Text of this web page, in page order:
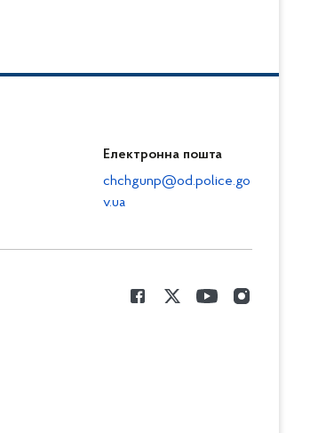
Електронна пошта
chchgunp@od.police.go
v.ua